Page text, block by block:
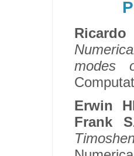
modes
Erwin
Frank